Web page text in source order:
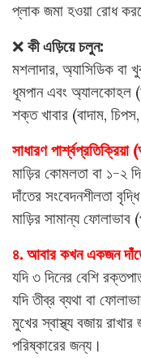
প্লাক জমা হওয়া রোধ
❌ কী এড়িয়ে চলুন:
মশলাদার, অ্যাসিডিক বা
ধূমপান এবং অ্যালকোহল
শক্ত খাবার (বাদাম,
সাধারণ পার্শ্বপ্রতিক্রিয়া
মাড়ির কোমলতা বা ১-২
দাঁতের সংবেদনশীলতা
মাড়ির সামান্য ফোলাভাব
৪. আবার কখন একজন
যদি ৩ দিনের বেশি
যদি তীব্র ব্যথা বা
মুখের স্বাস্থ্য বজায়
পরিষ্কারের জন্য।